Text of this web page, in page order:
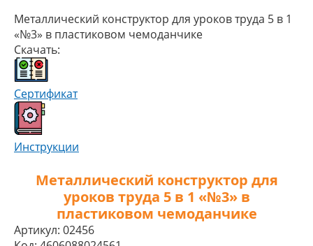
Металлический конструктор для уроков труда 5 в 1
«№3» в пластиковом чемоданчике
Скачать:
Сертификат
Инструкции
Металлический конструктор для
уроков труда 5 в 1 «№3» в
пластиковом чемоданчике
Артикул: 02456